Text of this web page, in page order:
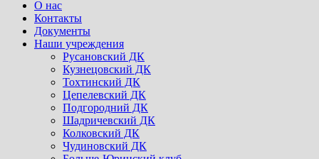
Menu
О нас
Контакты
Документы
Наши учреждения
Русановский ДК
Кузнецовский ДК
Тохтинский ДК
Цепелевский ДК
Подгородний ДК
Шадричевский ДК
Колковский ДК
Чудиновский ДК